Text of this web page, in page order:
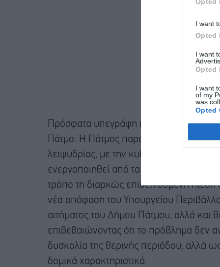
I want
Opted
I want
Opted
I want
of my
was
Opted
Πρόσφατα υπεγράφη παράταση
Πάτμο. Η Πάτμος παραμένει για ακόμη
λειψυδρίας, με την κυβέρνηση να
ενεργοποιηθεί από τα τέλη του 2025,
τρόπο τη διαρκώς επιδεινούμενη
νέα απόφαση του Υπουργείου
αιτήματος του Δήμου Πάτμου, αλλά και
επιβεβαιώνοντας ότι το πρόβλημα δεν
δυσκολία της θερινής περιόδου, αλλά
δομικά χαρακτηριστικά.